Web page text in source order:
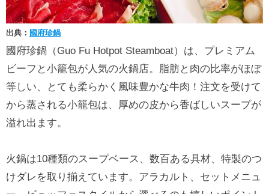
出典： 國府珍鍋
國府珍鍋（Guo Fu Hotpot Steamboat）は、プレミアム
ビーフと小籠包が人気の火鍋店。脂肪と肉の比率がほぼ
等しい、とても柔らかく風味豊かな牛肉！注文を受けて
から蒸される小籠包は、厚めの皮から香ばしいスープが
溢れ出ます。
火鍋は10種類のスープベース、数百ある具材、特製のつ
けダレを取り揃えています。アラカルト、セットメニュ